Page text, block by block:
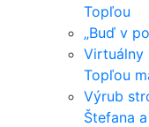
Topľou
„Buď v
Virtuálny
Topľou
Výrub
Štefana